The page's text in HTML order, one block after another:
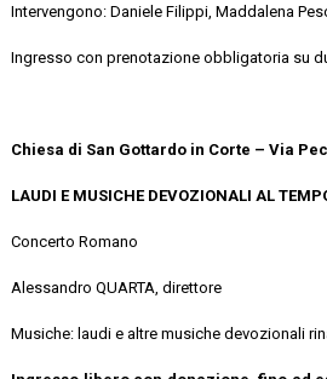
Intervengono: Daniele Filippi, Maddalena
Ingresso con prenotazione obbligatoria su
Chiesa di San Gottardo in Corte – Via
LAUDI E MUSICHE DEVOZIONALI AL
Concerto Romano
Alessandro QUARTA, direttore
Musiche: laudi e altre musiche devozionali